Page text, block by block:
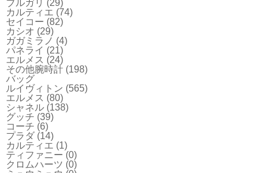
ブルガリ (29)
カルティエ (74)
セイコー (82)
カシオ (29)
ガガミラノ (4)
パネライ (21)
エルメス (24)
その他腕時計 (198)
バッグ
ルイヴィトン (565)
エルメス (80)
シャネル (138)
グッチ (39)
コーチ (6)
プラダ (14)
カルティエ (1)
ティファニー (0)
クロムハーツ (0)